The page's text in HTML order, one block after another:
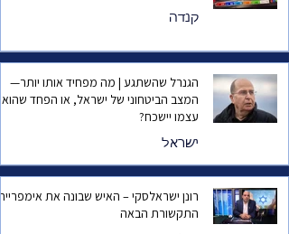
קנדה
הגנרל שהשתגע | מה מפחיד אותו יותר—
המצב הביטחוני של ישראל, או הפחד שהוא
עצמו יישכח?
ישראל
רונן ישראלסקי – האיש שבונה את
התקשורת הבאה